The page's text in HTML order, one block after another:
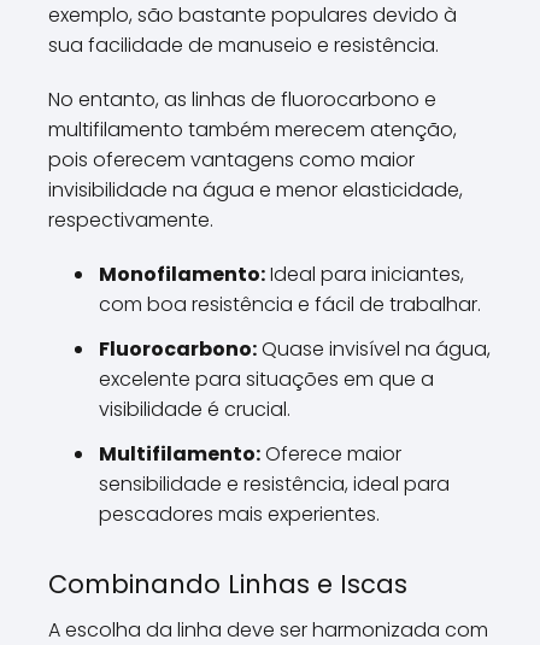
exemplo, são bastante populares devido à
sua facilidade de manuseio e resistência.
No entanto, as linhas de fluorocarbono e
multifilamento também merecem atenção,
pois oferecem vantagens como maior
invisibilidade na água e menor elasticidade,
respectivamente.
Monofilamento:Ideal para iniciantes,
com boa resistência e fácil de trabalhar.
Fluorocarbono:Quase invisível na água,
excelente para situações em que a
visibilidade é crucial.
Multifilamento:Oferece maior
sensibilidade e resistência, ideal para
pescadores mais experientes.
Combinando Linhas e Iscas
A escolha da linha deve ser harmonizada com